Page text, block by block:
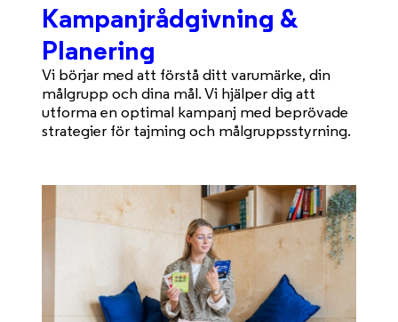
Kampanjrådgivning &
Planering
Vi börjar med att förstå ditt varumärke, din
målgrupp och dina mål. Vi hjälper dig att
utforma en optimal kampanj med beprövade
strategier för tajming och målgruppsstyrning.